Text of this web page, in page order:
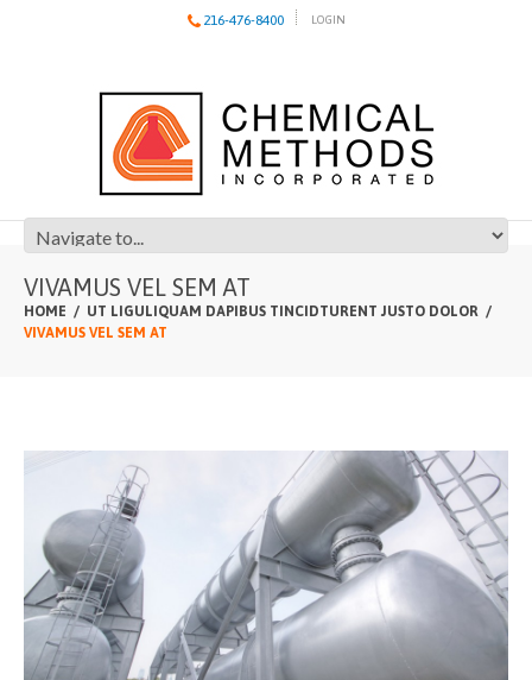
216-476-8400 LOGIN
VIVAMUS VEL SEM AT
HOME
UT LIGULIQUAM DAPIBUS TINCIDTURENT JUSTO DOLOR
VIVAMUS VEL SEM AT